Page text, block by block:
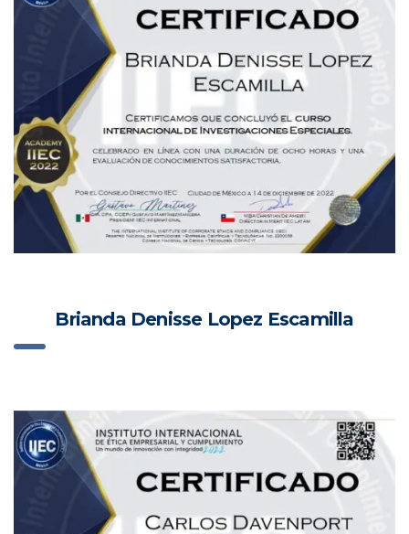
Brianda Denisse Lopez Escamilla